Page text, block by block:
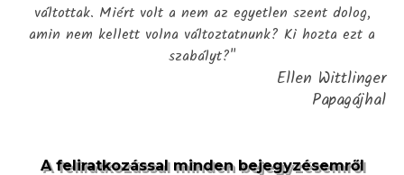
váltottak. Miért volt a nem az egyetlen szent dolog,
amin nem kellett volna változtatnunk? Ki hozta ezt a
szabályt?"
Ellen Wittlinger
Papagájhal
A feliratkozással minden bejegyzésemről